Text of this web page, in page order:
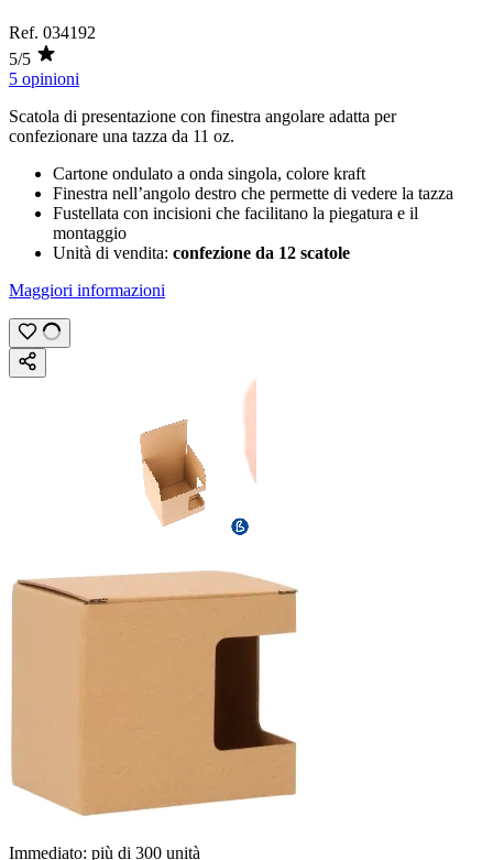
Ref. 034192
5/5
5 opinioni
Scatola di presentazione con finestra angolare adatta per
confezionare una tazza da 11 oz.
Cartone ondulato a onda singola, colore kraft
Finestra nell’angolo destro che permette di vedere la tazza
Fustellata con incisioni che facilitano la piegatura e il
montaggio
Unità di vendita: confezione da 12 scatole
Maggiori informazioni
Immediato: più di 300 unità